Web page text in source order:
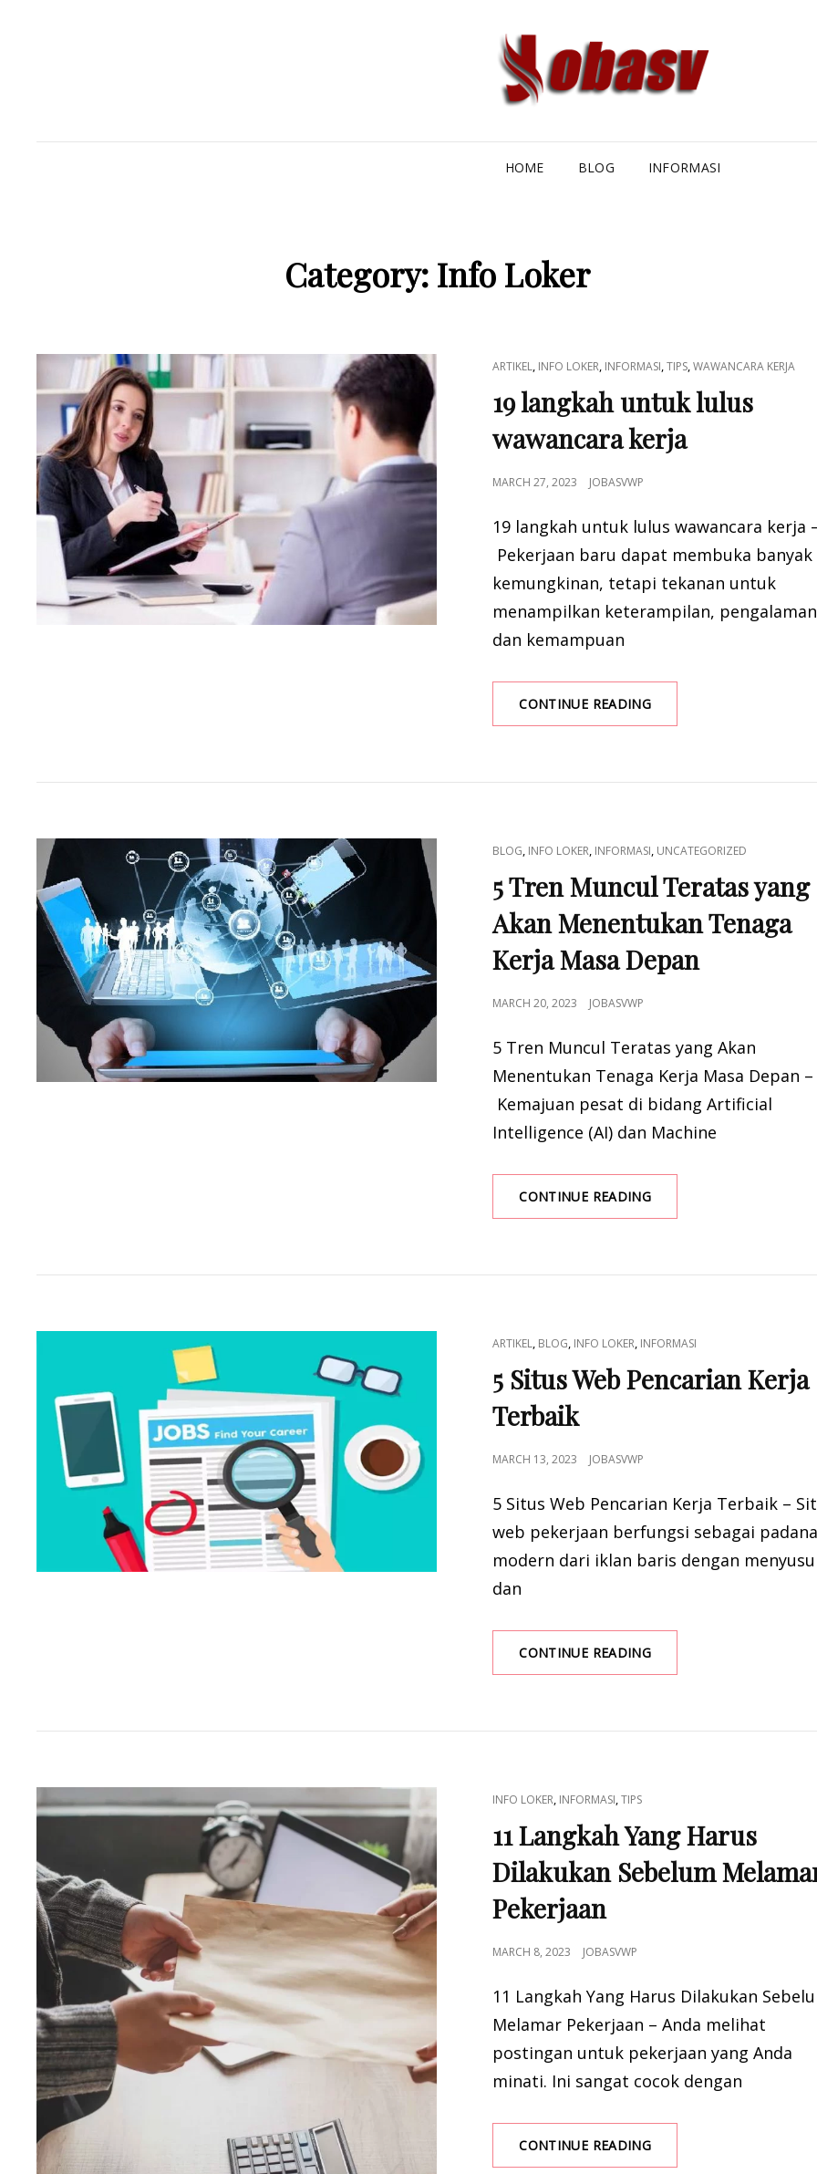
HOME BLOG INFORMASI
Category: Info Loker
CAT
LINKS
ARTIKEL, INFO LOKER, INFORMASI,TIPS,WAWANCARA KERJA
19 langkah untuk lulus
wawancara kerja
POSTED
MARCH 27, 2023 JOBASVWP
19 langkah untuk lulus wawancara kerja
Pekerjaan baru dapat membuka banyak
kemungkinan, tetapi tekanan untuk
menampilkan keterampilan,
dan kemampuan
CONTINUE READING19
LANGKAH
WAWANCARA
CAT
LINKS
BLOG, INFO LOKER, INFORMASI, UNCATEGORIZED
5 Tren Muncul Teratas yang
Akan Menentukan Tenaga
Kerja Masa Depan
POSTED
MARCH 20, 2023 JOBASVWP
5 Tren Muncul Teratas yang Akan
Menentukan Tenaga Kerja Masa Depan –
Kemajuan pesat di bidang Artificial
Intelligence (AI) dan Machine
CONTINUE READING5
TREN
YANG
KERJA
DEPAN
CAT
LINKS
ARTIKEL, BLOG, INFO LOKER, INFORMASI
5 Situs Web Pencarian Kerja
Terbaik
POSTED
MARCH 13, 2023 JOBASVWP
5 Situs Web Pencarian Kerja Terbaik –
web pekerjaan berfungsi sebagai
modern dari iklan baris dengan
dan
CONTINUE READING5
SITUS
KERJA
CAT
LINKS
INFO LOKER, INFORMASI,TIPS
11 Langkah Yang Harus
Dilakukan Sebelum
Pekerjaan
POSTED
MARCH 8, 2023 JOBASVWP
11 Langkah Yang Harus Dilakukan
Melamar Pekerjaan – Anda melihat
postingan untuk pekerjaan yang Anda
minati. Ini sangat cocok dengan
CONTINUE READING11
LANGKAH